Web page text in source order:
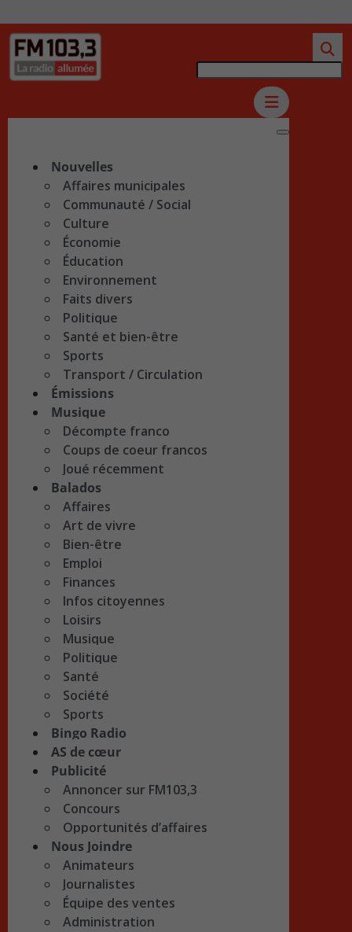
Nouvelles
Affaires municipales
Communauté / Social
Culture
Économie
Éducation
Environnement
Faits divers
Politique
Santé et bien-être
Sports
Transport / Circulation
Émissions
Musique
Décompte franco
Coups de coeur francos
Joué récemment
Balados
Affaires
Art de vivre
Bien-être
Emploi
Finances
Infos citoyennes
Loisirs
Musique
Politique
Santé
Société
Sports
Bingo Radio
AS de cœur
Publicité
Annoncer sur FM103,3
Concours
Opportunités d’affaires
Nous Joindre
Animateurs
Journalistes
Équipe des ventes
Administration